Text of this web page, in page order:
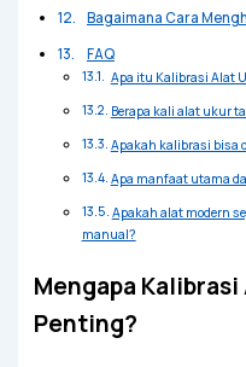
Bagaimana Cara
FAQ
Apa itu Kalibrasi Alat
Berapa kali alat ukur
Apakah kalibrasi bisa
Apa manfaat utama
Apakah alat modern
manual?
Mengapa
Penting?